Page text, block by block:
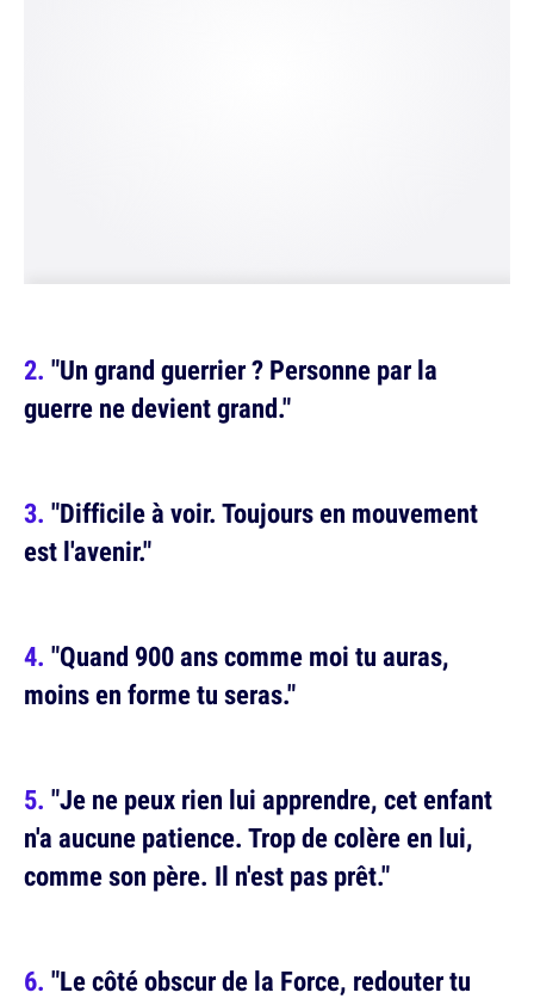
"Un grand guerrier ? Personne par la
guerre ne devient grand."
"Difficile à voir. Toujours en mouvement
est l'avenir."
"Quand 900 ans comme moi tu auras,
moins en forme tu seras."
"Je ne peux rien lui apprendre, cet enfant
n'a aucune patience. Trop de colère en lui,
comme son père. Il n'est pas prêt."
"Le côté obscur de la Force, redouter tu